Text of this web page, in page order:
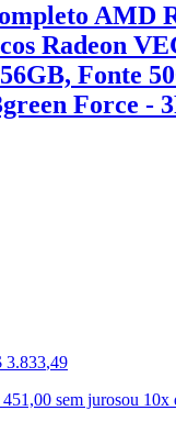
AMD
Radeon
Fonte
Force -
3.833,49
sem jurosou 10x